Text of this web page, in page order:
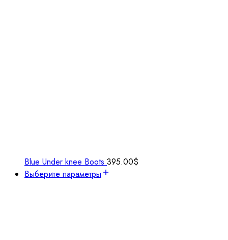
Blue Under knee Boots 395.00$
Выберите параметры